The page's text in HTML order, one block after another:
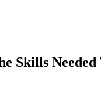
Skills